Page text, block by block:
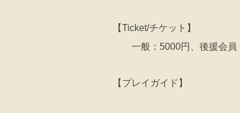
【Ticket/チケット】
一般：5000円、後援会員
【プレイガイド】